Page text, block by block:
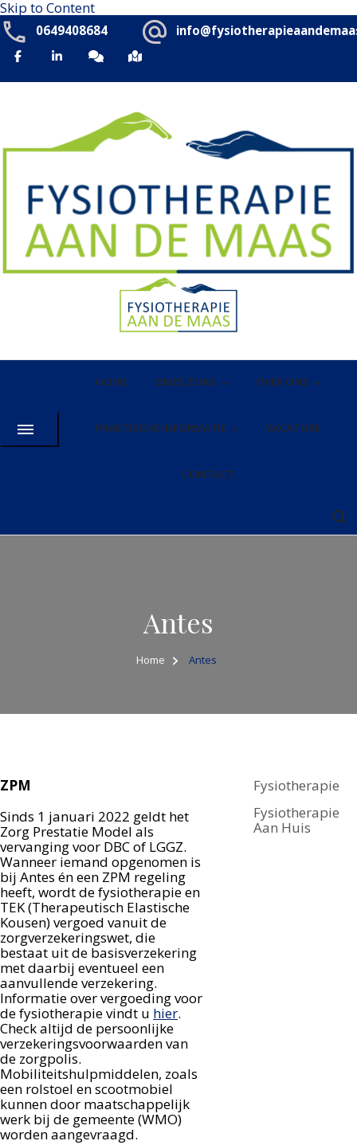
Skip to Content
0649408684
Fysiotherapie Aan de Maas
We gaan verder dan lichamelijke gezondheid
HOME ONZE ZORG OVER ONS
PRAKTISCHE INFORMATIE VACATURE
CONTACT
Antes
Home Antes
ZPM
Sinds 1 januari 2022 geldt het
Zorg Prestatie Model als
vervanging voor DBC of LGGZ.
Wanneer iemand opgenomen is
bij Antes én een ZPM regeling
heeft, wordt de fysiotherapie en
TEK (Therapeutisch Elastische
Kousen) vergoed vanuit de
zorgverzekeringswet, die
bestaat uit de basisverzekering
met daarbij eventueel een
aanvullende verzekering.
Informatie over vergoeding voor
de fysiotherapie vindt u hier.
Check altijd de persoonlijke
verzekeringsvoorwaarden van
de zorgpolis.
Mobiliteitshulpmiddelen, zoals
een rolstoel en scootmobiel
kunnen door maatschappelijk
werk bij de gemeente (WMO)
worden aangevraagd.
Fysiotherapie
Fysiotherapie
Aan Huis